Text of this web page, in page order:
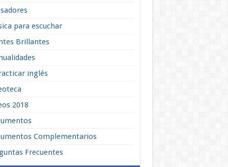
para escuchar
Brillantes
inglés
2018
Complementarios
Frecuentes